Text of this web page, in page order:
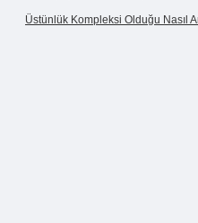
Üstünlük Kompleksi Olduğu Nasıl